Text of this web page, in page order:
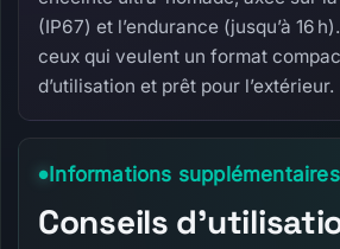
(IP67) et l’endurance (jusqu’à 16
ceux qui veulent un format
d’utilisation et prêt pour l’extérieur.
Informations supplémentaires
Conseils